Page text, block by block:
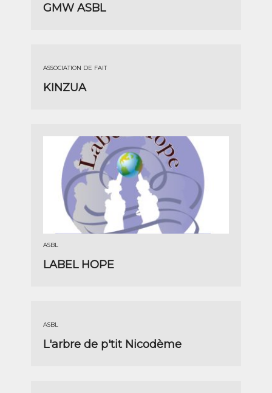
GMW ASBL
ASSOCIATION DE FAIT
KINZUA
ASBL
LABEL HOPE
ASBL
L'arbre de p'tit Nicodème